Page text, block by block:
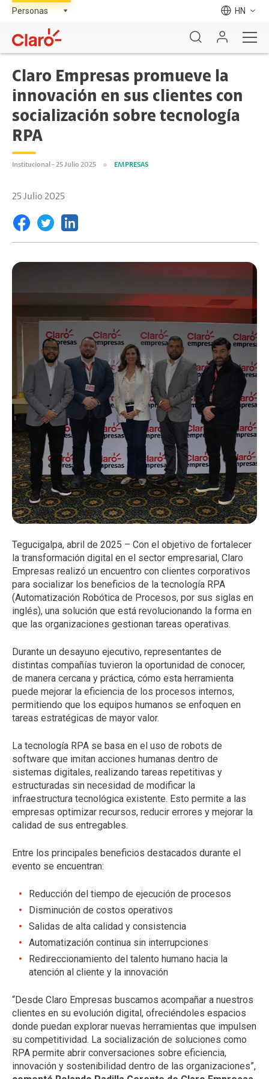
HN
Claro Empresas promueve la
innovación en sus clientes con
socialización sobre tecnología
RPA
Institucional - 25 Julio 2025 EMPRESAS
25 Julio 2025
Tegucigalpa, abril de 2025 – Con el objetivo de fortalecer
la transformación digital en el sector empresarial, Claro
Empresas realizó un encuentro con clientes corporativos
para socializar los beneficios de la tecnología RPA
(Automatización Robótica de Procesos, por sus siglas en
inglés), una solución que está revolucionando la forma en
que las organizaciones gestionan tareas operativas.
Durante un desayuno ejecutivo, representantes de
distintas compañías tuvieron la oportunidad de conocer,
de manera cercana y práctica, cómo esta herramienta
puede mejorar la eficiencia de los procesos internos,
permitiendo que los equipos humanos se enfoquen en
tareas estratégicas de mayor valor.
La tecnología RPA se basa en el uso de robots de
software que imitan acciones humanas dentro de
sistemas digitales, realizando tareas repetitivas y
estructuradas sin necesidad de modificar la
infraestructura tecnológica existente. Esto permite a las
empresas optimizar recursos, reducir errores y mejorar la
calidad de sus entregables.
Entre los principales beneficios destacados durante el
evento se encuentran:
Reducción del tiempo de ejecución de procesos
Disminución de costos operativos
Salidas de alta calidad y consistencia
Automatización continua sin interrupciones
Redireccionamiento del talento humano hacia la
atención al cliente y la innovación
“Desde Claro Empresas buscamos acompañar a nuestros
clientes en su evolución digital, ofreciéndoles espacios
donde puedan explorar nuevas herramientas que impulsen
su competitividad. La socialización de soluciones como
RPA permite abrir conversaciones sobre eficiencia,
innovación y sostenibilidad dentro de las organizaciones”,